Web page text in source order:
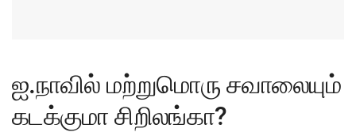
ஐ.நாவில் மற்றுமொரு சவாலையும்
கடக்குமா சிறிலங்கா?